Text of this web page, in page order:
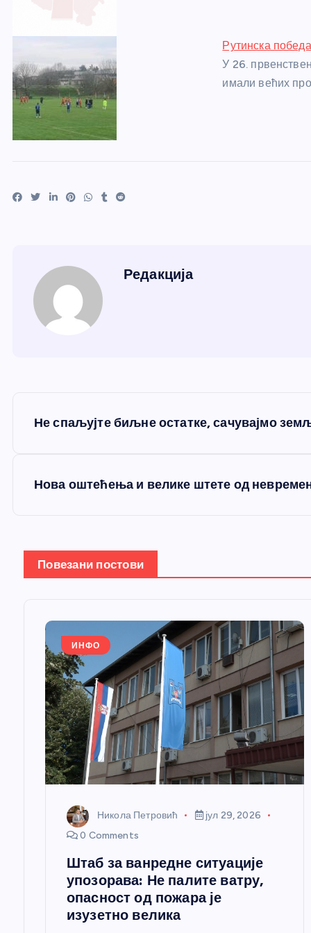
Рутинска
У 26.
имали већих
Редакција
Не спаљујте биљне остатке, сачувајмо
Нова оштећења и велике штете од
Повезани постови
ИНФО
Никола Петровић
јул 29, 2026
0 Comments
Штаб за ванредне ситуације
упозорава: Не палите ватру,
опасност од пожара је
изузетно велика